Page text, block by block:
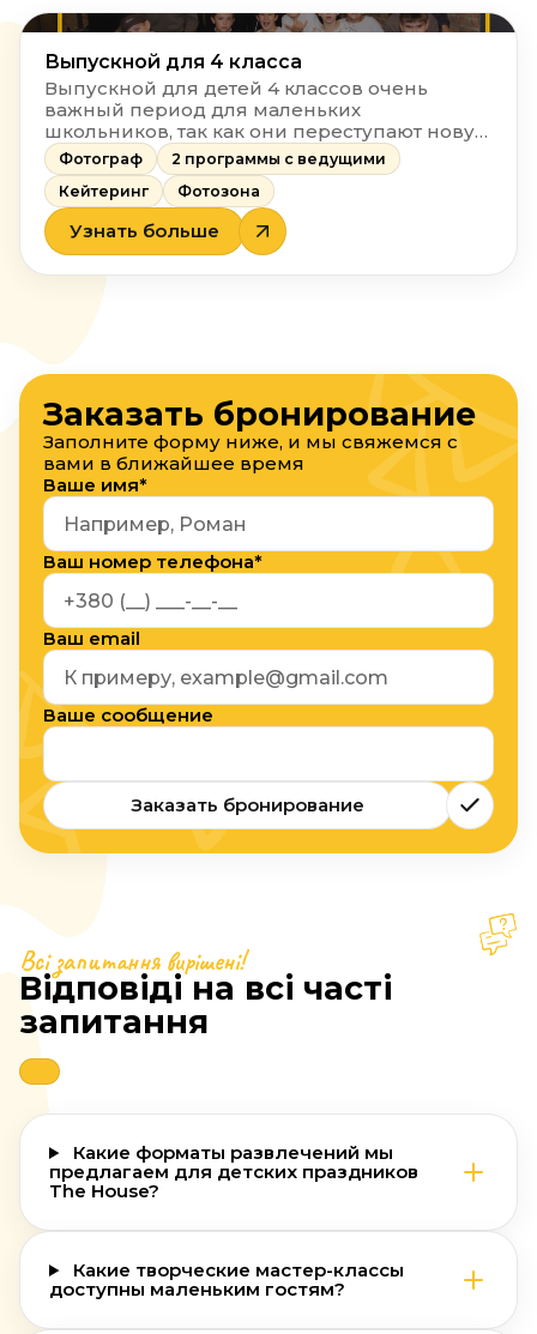
Выпускной для 4 класса
Выпускной для детей 4 классов очень
важный период для маленьких
школьников, так как они переступают новую
ступеньку и переходят во взрослую школу.
Поэтому мы предлагаем максимально
веселую и яркую программу для ваших
маленьких, но взрослых детей.
Фотограф
2 программы с ведущими
Кейтеринг
Фотозона
Узнать больше
Заказать бронирование
Заполните форму ниже, и мы свяжемся с
вами в ближайшее время
Ваше имя*
Ваш номер телефона*
Ваш email
Ваше сообщение
Заказать бронирование
Відповіді на всі часті
запитання
Всі запитання вирішені!
Какие форматы развлечений мы
предлагаем для детских праздников
The House?
Какие творческие мастер-классы
доступны маленьким гостям?